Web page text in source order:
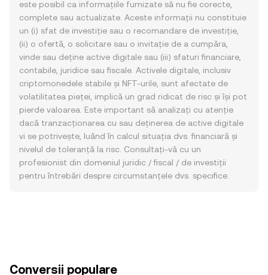
este posibil ca informațiile furnizate să nu fie corecte,
complete sau actualizate. Aceste informații nu constituie
un (i) sfat de investiție sau o recomandare de investiție,
(ii) o ofertă, o solicitare sau o invitație de a cumpăra,
vinde sau deține active digitale sau (iii) sfaturi financiare,
contabile, juridice sau fiscale. Activele digitale, inclusiv
criptomonedele stabile și NFT-urile, sunt afectate de
volatilitatea pieței, implică un grad ridicat de risc și își pot
pierde valoarea. Este important să analizați cu atenție
dacă tranzacționarea cu sau deținerea de active digitale
vi se potrivește, luând în calcul situația dvs. financiară și
nivelul de toleranță la risc. Consultați-vă cu un
profesionist din domeniul juridic / fiscal / de investiții
pentru întrebări despre circumstanțele dvs. specifice.
Conversii populare